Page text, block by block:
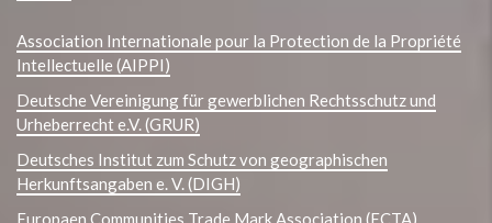
Association Internationale pour la Protection de la Propriété
Intellectuelle (AIPPI)
Deutsche Vereinigung für gewerblichen Rechtsschutz und
Urheberrecht e.V. (GRUR)
Deutsches Institut zum Schutz von geographischen
Herkunftsangaben e. V. (DIGH)